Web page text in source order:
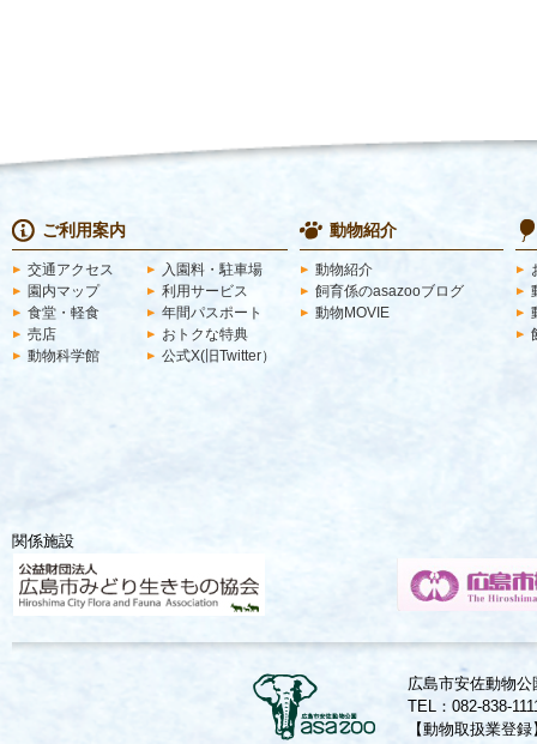
ご利用案内
交通アクセス
入園料・駐車場
園内マップ
利用サービス
食堂・軽食
年間パスポート
売店
おトクな特典
動物科学館
公式X(旧Twitter）
動物紹介
動物紹介
飼育係のasazooブログ
動物MOVIE
関係施設
広島市安佐動物
TEL：082-838-
【動物取扱業登